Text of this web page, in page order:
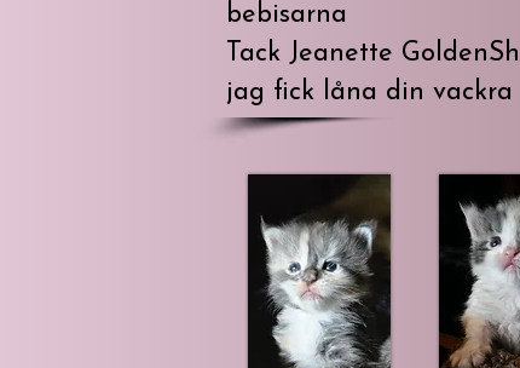
bebisarna
Tack Jeanette
jag fick låna din vackra